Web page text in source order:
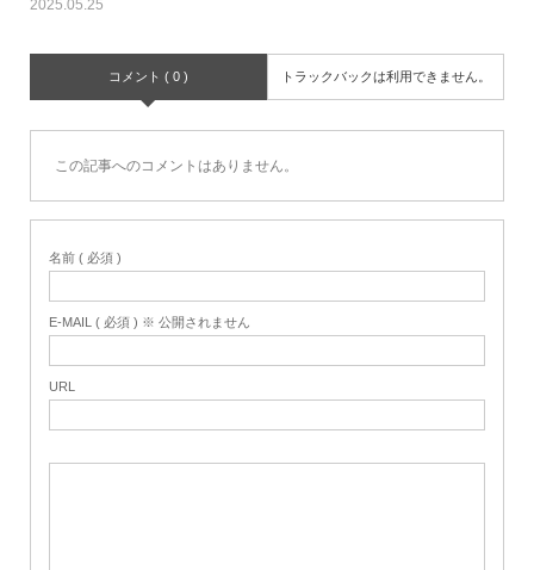
2025.05.25
コメント ( 0 ) トラックバックは利用できません。
この記事へのコメントはありません。
名前 ( 必須 )
E-MAIL ( 必須 ) ※ 公開されません
URL